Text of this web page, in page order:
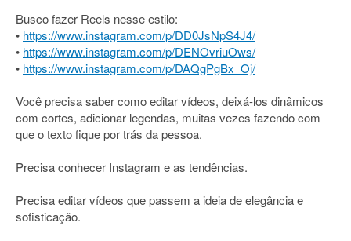
Busco fazer Reels nesse estilo:
• https://www.instagram.com/p/DD0JsNpS4J4/
• https://www.instagram.com/p/DENOvriuOws/
• https://www.instagram.com/p/DAQgPgBx_Oj/
Você precisa saber como editar vídeos, deixá-los dinâmicos
com cortes, adicionar legendas, muitas vezes fazendo com
que o texto fique por trás da pessoa.
Precisa conhecer Instagram e as tendências.
Precisa editar vídeos que passem a ideia de elegância e
sofisticação.